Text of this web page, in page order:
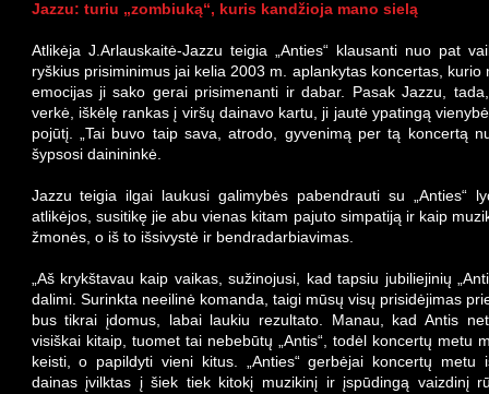
Jazzu: turiu „zombiuką“, kuris kandžioja mano sielą
Atlikėja J.Arlauskaitė-Jazzu teigia „Anties“ klausanti nuo pat
ryškius prisiminimus jai kelia 2003 m. aplankytas koncertas, kurio
emocijas ji sako gerai prisimenanti ir dabar. Pasak Jazzu,
verkė, iškėlę rankas į viršų dainavo kartu, ji jautė ypatingą
pojūtį. „Tai buvo taip sava, atrodo, gyvenimą per tą koncertą
šypsosi dainininkė.
Jazzu teigia ilgai laukusi galimybės pabendrauti su „Anties“
atlikėjos, susitikę jie abu vienas kitam pajuto simpatiją ir kaip
žmonės, o iš to išsivystė ir bendradarbiavimas.
„Aš krykštavau kaip vaikas, sužinojusi, kad tapsiu jubiliejinių
dalimi. Surinkta neeilinė komanda, taigi mūsų visų prisidėjimas
bus tikrai įdomus, labai laukiu rezultato. Manau, kad Antis
visiškai kitaip, tuomet tai nebebūtų „Antis“, todėl koncertų metu
keisti, o papildyti vieni kitus. „Anties“ gerbėjai koncertų metu
dainas įvilktas į šiek tiek kitokį muzikinį ir įspūdingą vaizdinį